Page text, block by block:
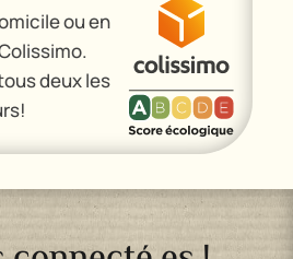
ou en
deux les